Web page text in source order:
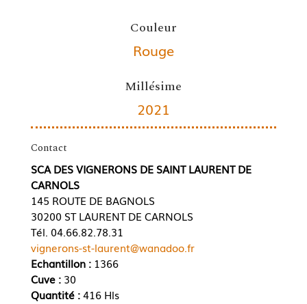
Couleur
Rouge
Millésime
2021
Contact
SCA DES VIGNERONS DE SAINT LAURENT DE
CARNOLS
145 ROUTE DE BAGNOLS
30200 ST LAURENT DE CARNOLS
Tél. 04.66.82.78.31
vignerons-st-laurent@wanadoo.fr
Echantillon :1366
Cuve : 30
Quantité :416 Hls